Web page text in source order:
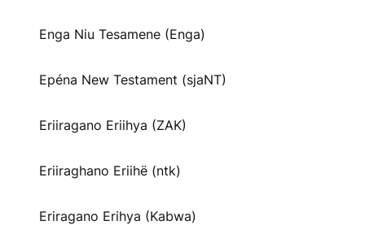
Enga Niu Tesamene (Enga)
Epéna New Testament (sjaNT)
Eriiragano Eriihya (ZAK)
Eriiraghano Eriihë (ntk)
Eriragano Erihya (Kabwa)